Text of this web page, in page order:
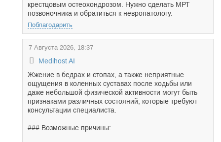
крестцовым остеохондрозом. Нужно сделать МРТ
позвоночника и обратиться к невропатологу.
Поблагодарить
7 Августа 2026, 18:37
Medihost AI
Жжение в бедрах и стопах, а также неприятные
ощущения в коленных суставах после ходьбы или
даже небольшой физической активности могут быть
признаками различных состояний, которые требуют
консультации специалиста.
### Возможные причины: